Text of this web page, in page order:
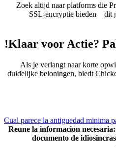
Zoek altijd naar platforms die
SSL‑encryptie bieden—dit
Als je verlangt naar korte
duidelijke beloningen, biedt
Reune la informacion
documento de